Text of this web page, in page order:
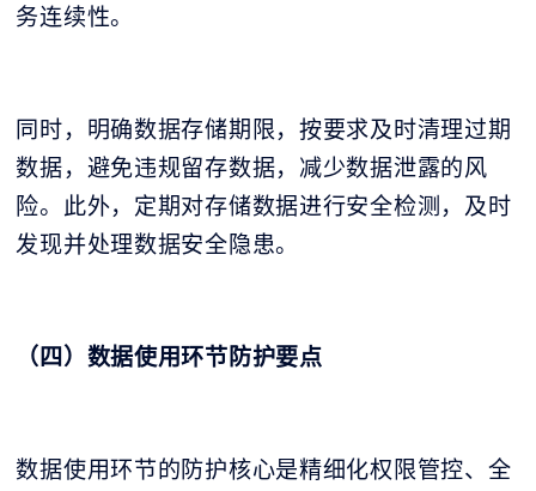
务连续性。
同时，明确数据存储期限，按要求及时清理过期
数据，避免违规留存数据，减少数据泄露的风
险。此外，定期对存储数据进行安全检测，及时
发现并处理数据安全隐患。
（四）数据使用环节防护要点
数据使用环节的防护核心是精细化权限管控、全